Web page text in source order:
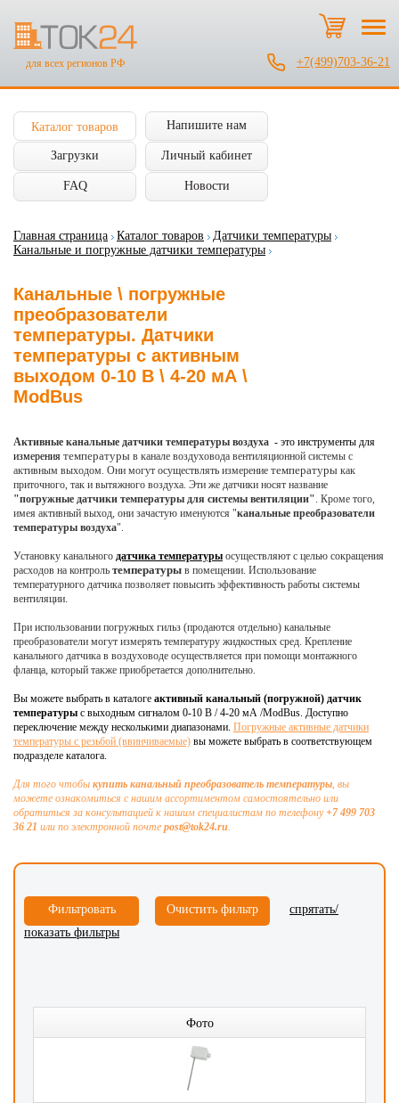
для всех регионов РФ +7(499)703-36-21
Каталог товаров Напишите нам
Загрузки Личный кабинет
FAQ Новости
Главная страница Каталог товаров
Датчики температуры
Канальные и погружные датчики температуры
Канальные \ погружные
преобразователи
температуры. Датчики
температуры с активным
выходом 0-10 В \ 4-20 мА \
ModBus
Активные канальные датчики температуры воздуха - это инструменты для
измерения температуры в канале воздуховода вентиляционной системы с
активным выходом. Они могут осуществлять измерение температуры как
приточного, так и вытяжного воздуха. Эти же датчики носят название
"погружные датчики температуры для системы вентиляции". Кроме того,
имея активный выход, они зачастую именуются "канальные преобразователи
температуры воздуха".
Установку канального датчика температуры осуществляют с целью сокращения
расходов на контроль температуры в помещении. Использование
температурного датчика позволяет повысить эффективность работы системы
вентиляции.
При использовании погружных гильз (продаются отдельно) канальные
преобразователи могут измерять температуру жидкостных сред. Крепление
канального датчика в воздуховоде осуществляется при помощи монтажного
фланца, который также приобретается дополнительно.
Вы можете выбрать в каталоге активный канальный (погружной) датчик
температуры с выходным сигналом 0-10 В / 4-20 мА /ModBus. Доступно
переключение между несколькими диапазонами. Погружные активные датчики
температуры с резьбой (ввинчиваемые) вы можете выбрать в соответствующем
подразделе каталога.
Для того чтобы купить канальный преобразователь температуры, вы
можете ознакомиться с нашим ассортиментом самостоятельно или
обратиться за консультацией к нашим специалистам по телефону+7 499 703
36 21 или по электронной почте post@tok24.ru.
спрятать/
показать фильтры
Фото